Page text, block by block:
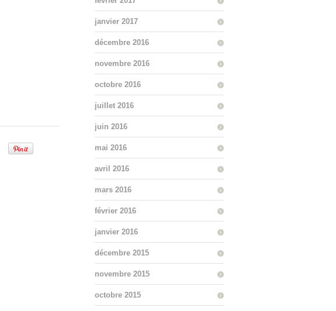
janvier 2017
décembre 2016
novembre 2016
octobre 2016
juillet 2016
juin 2016
mai 2016
avril 2016
mars 2016
février 2016
janvier 2016
décembre 2015
novembre 2015
octobre 2015